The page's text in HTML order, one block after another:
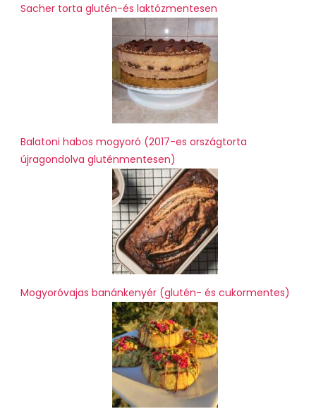
Sacher torta glutén-és laktózmentesen
Balatoni habos mogyoró (2017-es országtorta
újragondolva gluténmentesen)
Mogyoróvajas banánkenyér (glutén- és cukormentes)